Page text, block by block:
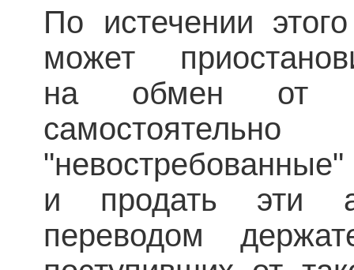
По истечении
может
на обмен от
и продать эти
переводом